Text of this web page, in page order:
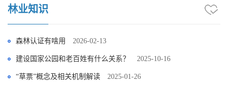
林业知识
森林认证有啥用 2026-02-13
建设国家公园和老百姓有什么关系？ 2025-10-16
“草票”概念及相关机制解读 2025-01-26